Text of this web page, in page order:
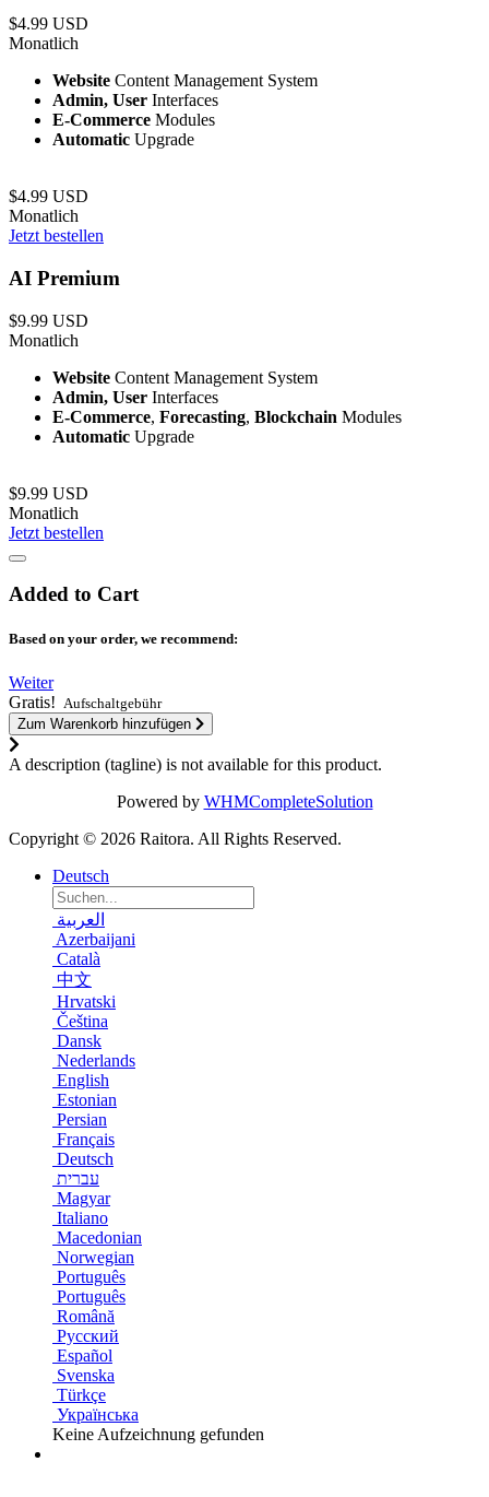
$4.99 USD
Monatlich
Website Content Management System
Admin, User Interfaces
E-Commerce Modules
Automatic Upgrade
$4.99 USD
Monatlich
Jetzt bestellen
AI Premium
$9.99 USD
Monatlich
Website Content Management System
Admin, User Interfaces
E-Commerce, Forecasting, Blockchain Modules
Automatic Upgrade
$9.99 USD
Monatlich
Jetzt bestellen
Added to Cart
Based on your order, we recommend:
Weiter
Gratis! Aufschaltgebühr
Zum Warenkorb hinzufügen
A description (tagline) is not available for this product.
Powered by WHMCompleteSolution
Copyright © 2026 Raitora. All Rights Reserved.
Deutsch
العربية
Azerbaijani
Català
中文
Hrvatski
Čeština
Dansk
Nederlands
English
Estonian
Persian
Français
Deutsch
עברית
Magyar
Italiano
Macedonian
Norwegian
Português
Português
Română
Русский
Español
Svenska
Türkçe
Українська
Keine Aufzeichnung gefunden